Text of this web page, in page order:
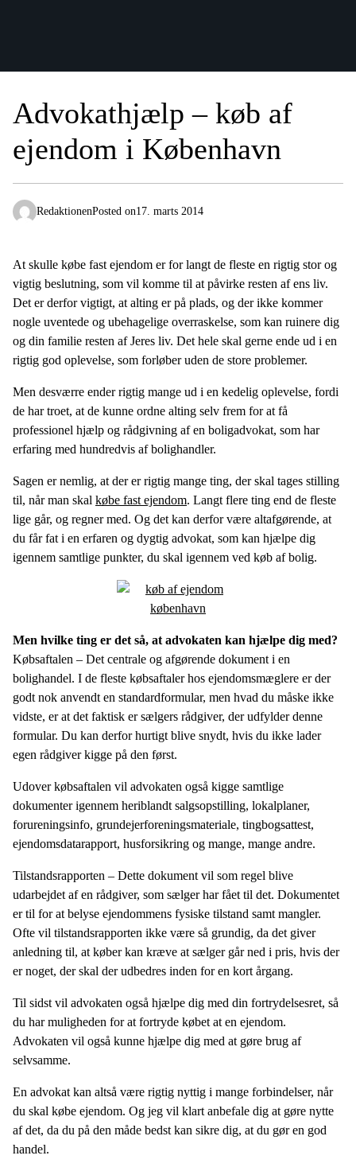
Advokathjælp – køb af
ejendom i København
RedaktionenPosted on17. marts 2014
At skulle købe fast ejendom er for langt de fleste en rigtig stor og
vigtig beslutning, som vil komme til at påvirke resten af ens liv.
Det er derfor vigtigt, at alting er på plads, og der ikke kommer
nogle uventede og ubehagelige overraskelse, som kan ruinere dig
og din familie resten af Jeres liv. Det hele skal gerne ende ud i en
rigtig god oplevelse, som forløber uden de store problemer.
Men desværre ender rigtig mange ud i en kedelig oplevelse, fordi
de har troet, at de kunne ordne alting selv frem for at få
professionel hjælp og rådgivning af en boligadvokat, som har
erfaring med hundredvis af bolighandler.
Sagen er nemlig, at der er rigtig mange ting, der skal tages stilling
til, når man skal købe fast ejendom. Langt flere ting end de fleste
lige går, og regner med. Og det kan derfor være altafgørende, at
du får fat i en erfaren og dygtig advokat, som kan hjælpe dig
igennem samtlige punkter, du skal igennem ved køb af bolig.
Men hvilke ting er det så, at advokaten kan hjælpe dig med?
Købsaftalen – Det centrale og afgørende dokument i en
bolighandel. I de fleste købsaftaler hos ejendomsmæglere er der
godt nok anvendt en standardformular, men hvad du måske ikke
vidste, er at det faktisk er sælgers rådgiver, der udfylder denne
formular. Du kan derfor hurtigt blive snydt, hvis du ikke lader
egen rådgiver kigge på den først.
Udover købsaftalen vil advokaten også kigge samtlige
dokumenter igennem heriblandt salgsopstilling, lokalplaner,
forureningsinfo, grundejerforeningsmateriale, tingbogsattest,
ejendomsdatarapport, husforsikring og mange, mange andre.
Tilstandsrapporten – Dette dokument vil som regel blive
udarbejdet af en rådgiver, som sælger har fået til det. Dokumentet
er til for at belyse ejendommens fysiske tilstand samt mangler.
Ofte vil tilstandsrapporten ikke være så grundig, da det giver
anledning til, at køber kan kræve at sælger går ned i pris, hvis der
er noget, der skal der udbedres inden for en kort årgang.
Til sidst vil advokaten også hjælpe dig med din fortrydelsesret, så
du har muligheden for at fortryde købet at en ejendom.
Advokaten vil også kunne hjælpe dig med at gøre brug af
selvsamme.
En advokat kan altså være rigtig nyttig i mange forbindelser, når
du skal købe ejendom. Og jeg vil klart anbefale dig at gøre nytte
af det, da du på den måde bedst kan sikre dig, at du gør en god
handel.